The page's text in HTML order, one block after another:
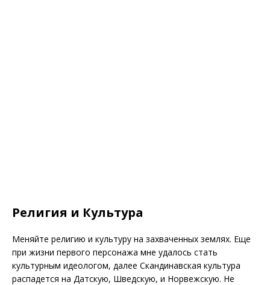
Религия и Культура
Меняйте религию и культуру на захваченных землях. Еще
при жизни первого персонажа мне удалось стать
культурным идеологом, далее Скандинавская культура
распадется на Датскую, Шведскую, и Норвежскую. Не